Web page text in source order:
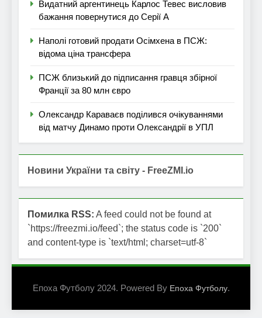
Видатний аргентинець Карлос Тевес висловив
бажання повернутися до Серії А
Наполі готовий продати Осімхена в ПСЖ:
відома ціна трансфера
ПСЖ близький до підписання гравця збірної
Франції за 80 млн євро
Олександр Караваєв поділився очікуваннями
від матчу Динамо проти Олександрії в УПЛ
Новини України та світу - FreeZMI.io
Помилка RSS: A feed could not be found at
`https://freezmi.io/feed`; the status code is `200`
and content-type is `text/html; charset=utf-8`
Епоха Футболу 2024. Powered By Епоха Футболу.